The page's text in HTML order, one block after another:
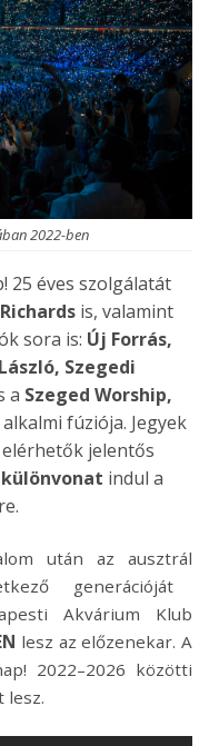
2022-ben
25 éves szolgálatát
is, valamint
k sora is: Új Forrás,
ászló, Szegedi
a Szeged Worship,
fúziója. Jegyek
érhetők jelentős
különvonat indul a
után az ausztrál
generációját
Akvárium Klub
lesz az előzenekar. A
2022–2026 közötti
lesz.